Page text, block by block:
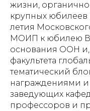
жизни, органично
крупных юбилеев
летия
МОИП к юбилею
основания ООН
факультета
тематический
награждениями
заведующих
профессоров и